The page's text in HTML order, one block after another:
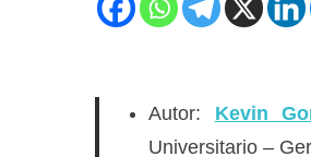
Autor: Kevin
Universitario –